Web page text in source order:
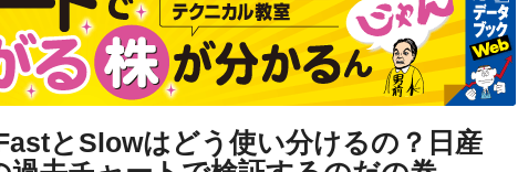
とSlowはどう使い分けるの？日産